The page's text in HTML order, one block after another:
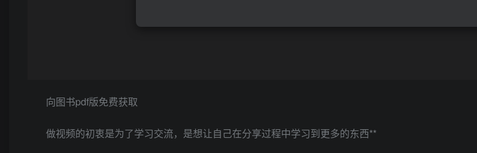
向图书pdf版免费获取
做视频的初衷是为了学习交流，是想让自己在分享过程中学习到更多的东西**